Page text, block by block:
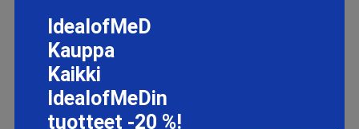
IdealofMeD
Kauppa
Kaikki
IdealofMeDin
tuotteet -20 %!